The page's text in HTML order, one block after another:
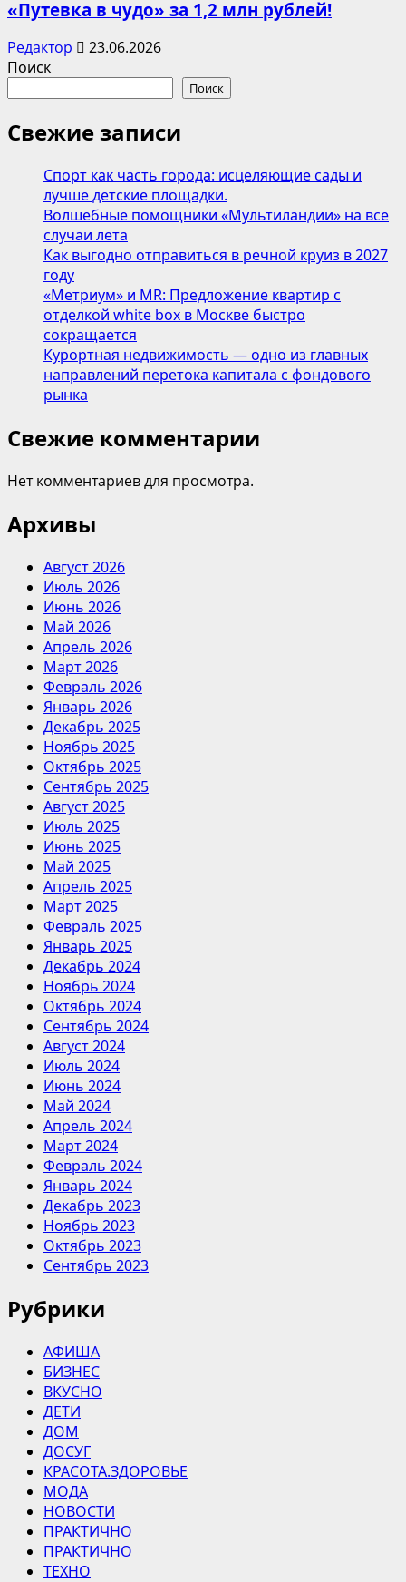
«Путевка в чудо» за 1,2 млн рублей!
Редактор
23.06.2026
Поиск
Поиск
Свежие записи
Спорт как часть города: исцеляющие сады и
лучше детские площадки.
Волшебные помощники «Мультиландии» на все
случаи лета
Как выгодно отправиться в речной круиз в 2027
году
«Метриум» и MR: Предложение квартир с
отделкой white box в Москве быстро
сокращается
Курортная недвижимость — одно из главных
направлений перетока капитала с фондового
рынка
Свежие комментарии
Нет комментариев для просмотра.
Архивы
Август 2026
Июль 2026
Июнь 2026
Май 2026
Апрель 2026
Март 2026
Февраль 2026
Январь 2026
Декабрь 2025
Ноябрь 2025
Октябрь 2025
Сентябрь 2025
Август 2025
Июль 2025
Июнь 2025
Май 2025
Апрель 2025
Март 2025
Февраль 2025
Январь 2025
Декабрь 2024
Ноябрь 2024
Октябрь 2024
Сентябрь 2024
Август 2024
Июль 2024
Июнь 2024
Май 2024
Апрель 2024
Март 2024
Февраль 2024
Январь 2024
Декабрь 2023
Ноябрь 2023
Октябрь 2023
Сентябрь 2023
Рубрики
АФИША
БИЗНЕС
ВКУСНО
ДЕТИ
ДОМ
ДОСУГ
КРАСОТА.ЗДОРОВЬЕ
МОДА
НОВОСТИ
ПРАКТИЧНО
ПРАКТИЧНО
ТЕХНО